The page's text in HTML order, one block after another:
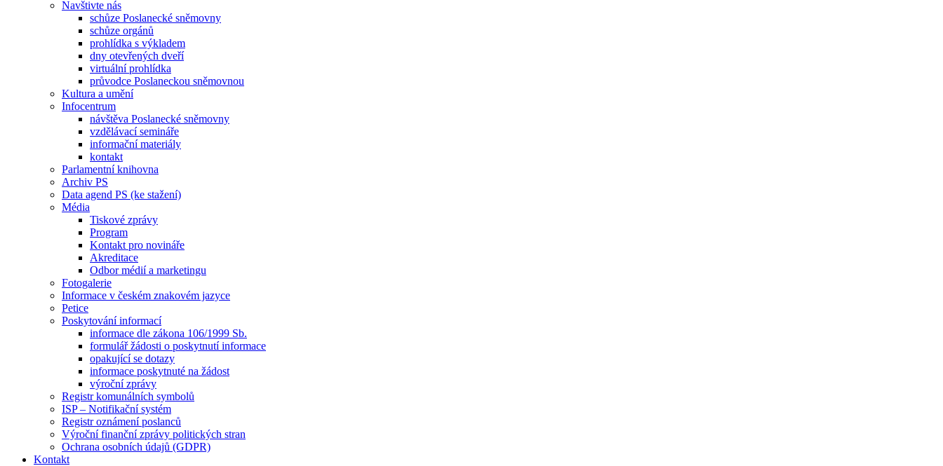
Navštivte nás
schůze Poslanecké sněmovny
schůze orgánů
prohlídka s výkladem
dny otevřených dveří
virtuální prohlídka
průvodce Poslaneckou sněmovnou
Kultura a umění
Infocentrum
návštěva Poslanecké sněmovny
vzdělávací semináře
informační materiály
kontakt
Parlamentní knihovna
Archiv PS
Data agend PS (ke stažení)
Média
Tiskové zprávy
Program
Kontakt pro novináře
Akreditace
Odbor médií a marketingu
Fotogalerie
Informace v českém znakovém jazyce
Petice
Poskytování informací
informace dle zákona 106/1999 Sb.
formulář žádosti o poskytnutí informace
opakující se dotazy
informace poskytnuté na žádost
výroční zprávy
Registr komunálních symbolů
ISP – Notifikační systém
Registr oznámení poslanců
Výroční finanční zprávy politických stran
Ochrana osobních údajů (GDPR)
Kontakt